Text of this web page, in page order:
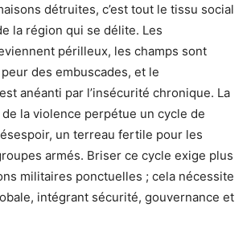
détruites, c’est tout le tissu social
la région qui se délite. Les
périlleux, les champs sont
des embuscades, et le
anéanti par l’insécurité chronique. La
la violence perpétue un cycle de
un terreau fertile pour les
armés. Briser ce cycle exige plus
militaires ponctuelles ; cela nécessite
intégrant sécurité, gouvernance et